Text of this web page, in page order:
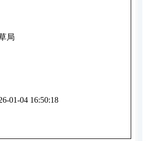
局
01-04 16:50:18